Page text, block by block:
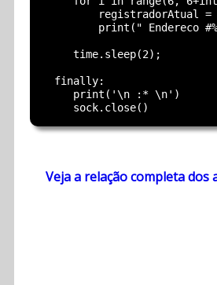
registradorAtual
print(" Endereco
     time.sleep(2);
  finally:
     print('\n :* \n')
Veja a relação completa dos